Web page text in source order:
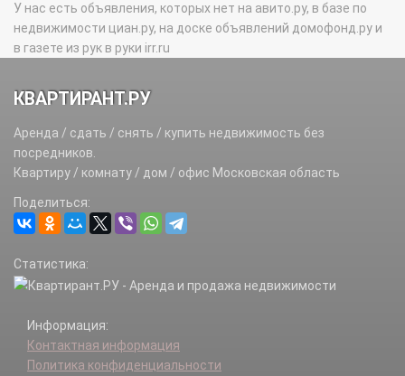
У нас есть объявления, которых нет на авито.ру, в базе по
недвижимости циан.ру, на доске объявлений домофонд.ру и
в газете из рук в руки irr.ru
КВАРТИРАНТ.РУ
Аренда / сдать / снять / купить недвижимость без
посредников.
Квартиру / комнату / дом / офис Московская область
Поделиться:
Статистика:
Информация:
Контактная информация
Политика конфиденциальности